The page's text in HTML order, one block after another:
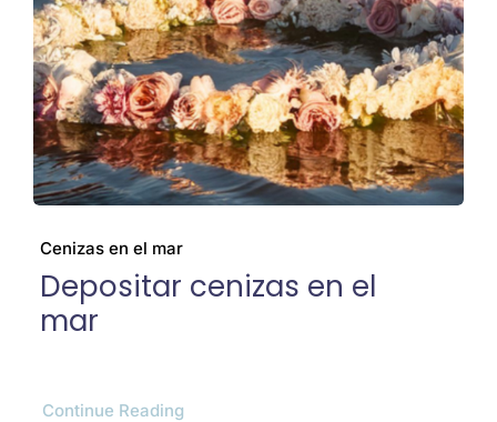
Cenizas
El barco
Preguntas frecuentes
Galería
Cenizas en el mar
Depositar cenizas en el
mar
Continue Reading